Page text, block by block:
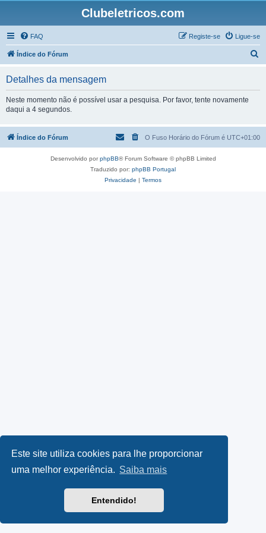
Este site utiliza cookies para lhe proporcionar
uma melhor experiência. Saiba mais
Entendido!
Clubeletricos.com
FAQ Ligue-se
Registe-se
Índice do Fórum
s
Detalhes da mensagem
Neste momento não é possível usar a pesquisa. Por favor, tente novamente
daqui a 4 segundos.
Índice do Fórum O Fuso Horário do Fórum é UTC+01:00
Desenvolvido porphpBB® Forum Software © phpBB Limited
Traduzido por: phpBB Portugal
Privacidade | Termos